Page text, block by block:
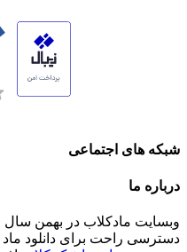
شبکه های اجتماعی
درباره ما
دسترسی راحت برای دانلود